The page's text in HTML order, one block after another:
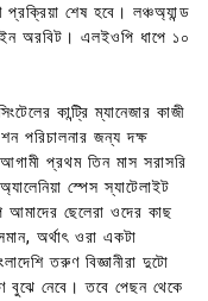
শেষ হবে। লঞ্চঅ্যান্ড
অরবিট। এলইওপি ধাপে ১০
কান্ট্রি ম্যানেজার কাজী
পরিচালনার জন্য দক্ষ
প্রথম তিন মাস সরাসরি
স্পেস স্যাটেলাইট
আমাদের ছেলেরা ওদের কাছ
অর্থাৎ ওরা একটা
তরুণ বিজ্ঞানীরা দুটো
বুঝে নেবে। তবে পেছন থেকে